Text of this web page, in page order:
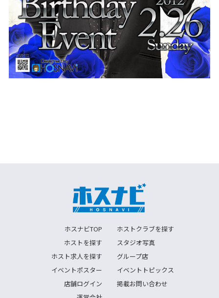
ホスナビTOP
ホストクラブを探す
ホストを探す
スタジオ写真
ホスト求人を探す
グループ店
イベントポスター
イベントトピックス
店舗ログイン
掲載お問い合わせ